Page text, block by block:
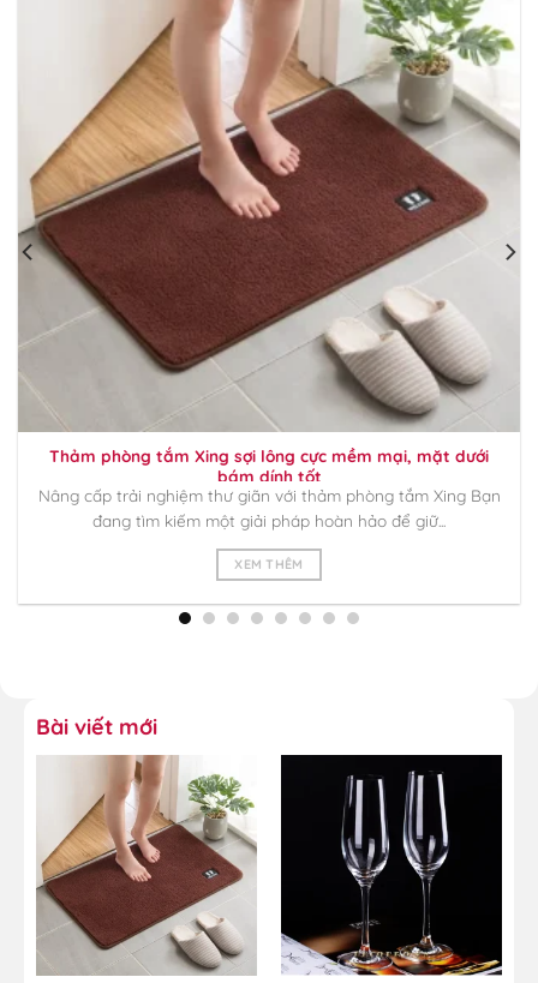
Thảm phòng tắm Xing sợi lông cực mềm mại, mặt dưới
bám dính tốt
Nâng cấp trải nghiệm thư giãn với thảm phòng tắm Xing Bạn
đang tìm kiếm một giải pháp hoàn hảo để giữ...
XEM THÊM
Bài viết mới